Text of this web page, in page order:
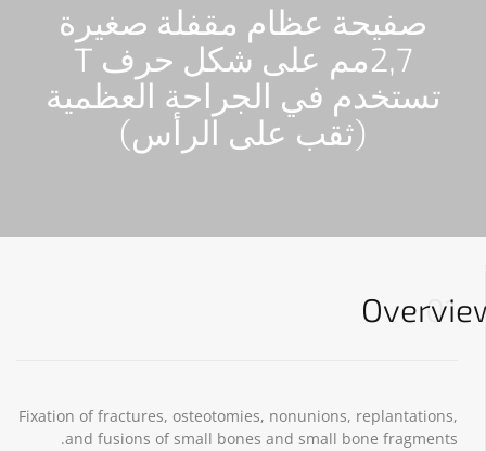
صفيحة عظام مقفلة صغيرة
2,7مم على شكل حرف T
تستخدم في الجراحة العظمية
(ثقب على الرأس)
01
Fixation of fractures, osteotomies, nonunions, replantations,
and fusions of small bones and small bone fragments.